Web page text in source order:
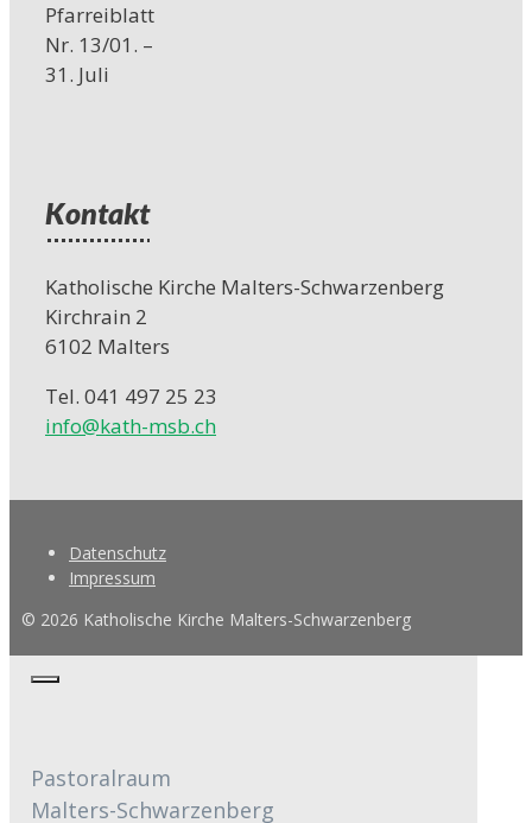
Pfarreiblatt
Nr. 13/01. –
31. Juli
Kontakt
Katholische Kirche Malters-Schwarzenberg
Kirchrain 2
6102 Malters
Tel. 041 497 25 23
info@kath-msb.ch
Datenschutz
Impressum
© 2026 Katholische Kirche Malters-Schwarzenberg
Schliessen
Pastoralraum
Malters-Schwarzenberg